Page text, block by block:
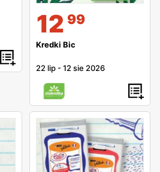
12 99
Kredki Bic
22 lip -12 sie 2026